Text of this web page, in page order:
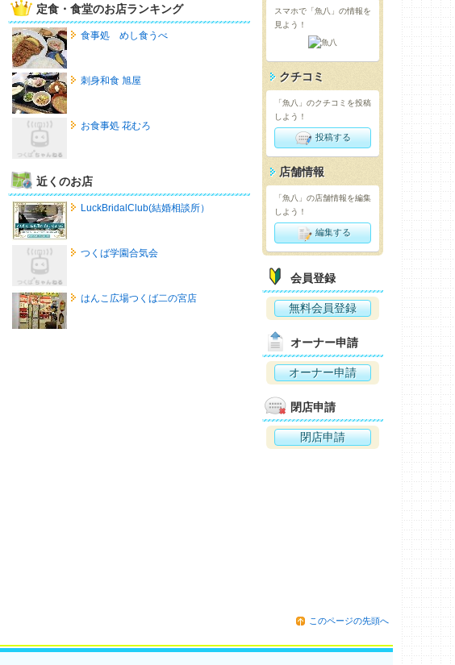
定食・食堂のお店ランキング
食事処 めし食うべ
刺身和食 旭屋
お食事処 花むろ
近くのお店
LuckBridalClub(結婚相談所）
つくば学園合気会
はんこ広場つくば二の宮店
スマホで「魚八」の情報を
見よう！
クチコミ
「魚八」のクチコミを投稿
しよう！
投稿する
店舗情報
「魚八」の店舗情報を編集
しよう！
編集する
会員登録
無料会員登録
オーナー申請
オーナー申請
閉店申請
閉店申請
このページの先頭へ